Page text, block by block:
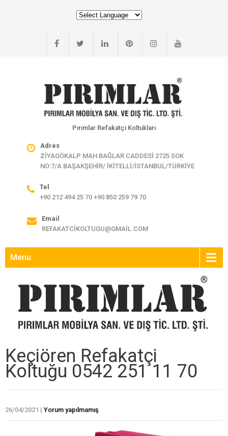
Pırımlar Refakatçi Koltukları
Adres
ZİYAGÖKALP MAH BAĞLAR CADDESİ 2725 SOK
NO:7/A BAŞAKŞEHİR/ İKİTELLİ/İSTANBUL/TÜRKİYE
Tel
+90 212 494 25 70 +90 850 259 79 70
Email
REFAKATCIKOLTUGU@GMAIL.COM
Menu
Keçiören Refakatçi
Koltuğu 0542 251 11 70
26/04/2021 | Yorum yapılmamış